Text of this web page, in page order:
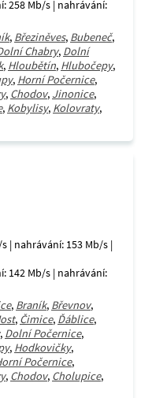
258 Mb/s | nahrávání:
, Březiněves, Bubeneč,
Chabry, Dolní
, Hloubětín, Hlubočepy,
, Horní Počernice,
, Chodov, Jinonice,
, Kobylisy, Kolovraty,
| nahrávání: 153 Mb/s |
142 Mb/s | nahrávání:
, Braník, Břevnov,
, Čimice, Ďáblice,
, Dolní Počernice,
, Hodkovičky,
Počernice,
, Chodov, Cholupice,